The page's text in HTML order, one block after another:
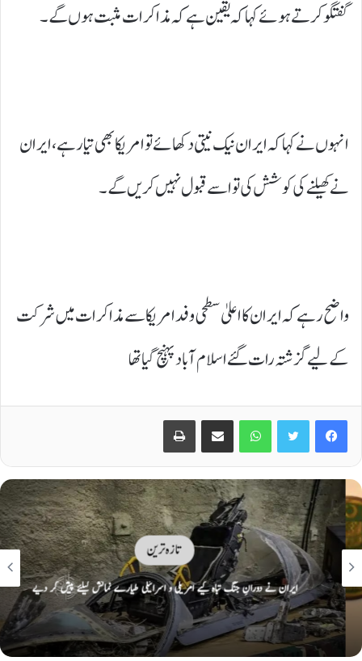
گفتگو کرتے ہوئے کہا کہ یقین ہے کہ مذاکرات مثبت ہوں گے۔
انہوں نے کہا کہ ایران نیک نیتی دکھائے تو امریکا بھی تیار ہے، ایران
نے کھیلنے کی کوشش کی تو اسے قبول نہیں کریں گے۔
واضح رہے کہ ایران کا اعلیٰ سطحی وفد امریکا سے مذاکرات میں شرکت
کے لیے گزشتہ رات گئے اسلام آباد پہنچ گیا تھا
Facebook
Twitter
WhatsApp
Share via Email
Print
تازہ ترین
ایران نے دورانِ جنگ تباہ کیے امریکی و اسرائیلی طیارے نمائش کیلئے پیش کر دیے